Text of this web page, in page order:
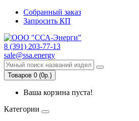
Собранный заказ
Запросить КП
8 (391) 203-77-13
sale@ssa.energy
Товаров 0 (0р.)
Ваша корзина пуста!
Категории